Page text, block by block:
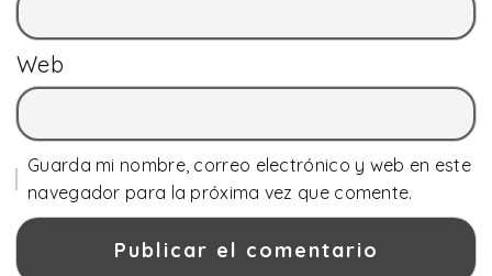
Web
Guarda mi nombre, correo electrónico y web en este
navegador para la próxima vez que comente.